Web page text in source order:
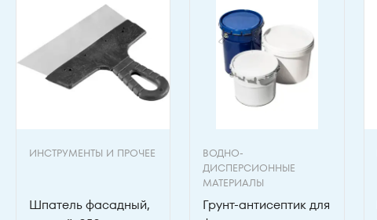
ИНСТРУМЕНТЫ И ПРОЧЕЕ
Шпатель фасадный,
ВОДНО-
ДИСПЕРСИОННЫЕ
МАТЕРИАЛЫ
Грунт-антисептик для